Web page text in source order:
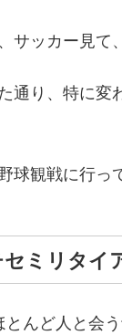
サッカー見て
通り、特に
球観戦に行っ
ミリタイ
んど人と会う